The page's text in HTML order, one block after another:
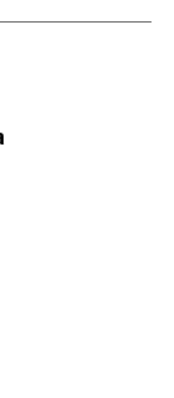
con
que
futbol-en-